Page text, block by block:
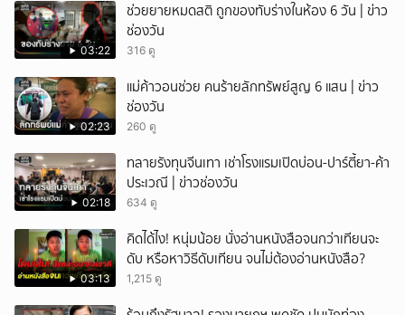
03:22
ช่วยยายหมดสติ ถูกของทับร่างในห้อง 6 วัน | ข่าว
ช่องวัน
316 ดู
02:23
แม่ค้าวอนช่วย คนร้ายลักทรัพย์สูญ 6 แสน | ข่าว
ช่องวัน
260 ดู
02:18
ทลายรังทุนจีนเทา เช่าโรงแรมเปิดบ่อน-ปาร์ตี้ยา-ค้า
ประเวณี | ข่าวช่องวัน
634 ดู
03:13
คิดได้ไง! หนุ่มน้อย นั่งอ่านหนังสือจนกว่าเทียนจะ
ดับ หรือหาวิธีดับเทียน จนไม่ต้องอ่านหนังสือ?
1,215 ดู